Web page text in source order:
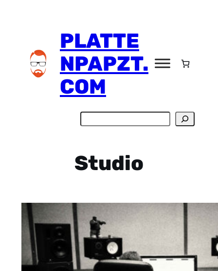
PLATTE
NPAPZT.
COM
Studio